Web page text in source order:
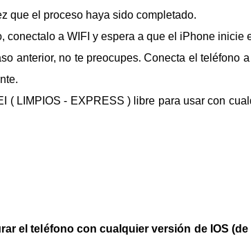
que el proceso haya sido completado.
a WIFI y espera a que el iPhone inicie
anterior, no te preocupes. Conecta el teléfono
( LIMPIOS - EXPRESS ) libre para usar con
el teléfono con cualquier versión de IOS